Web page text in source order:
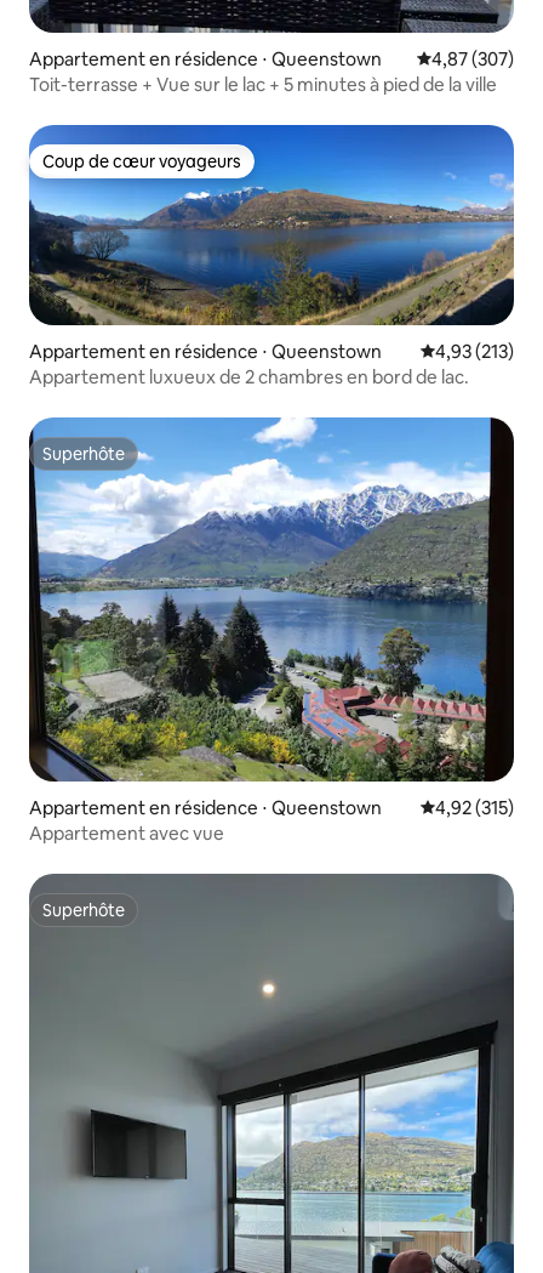
Appartement en résidence ⋅ Queenstown Évaluation
4,87 (307)
Toit-terrasse + Vue sur le lac + 5 minutes à pied de la ville
Coup de cœur voyageurs
Coup de cœur voyageurs
Appartement en résidence ⋅ Queenstown Évaluation
4,93 (213)
Appartement luxueux de 2 chambres en bord de lac.
Superhôte
Superhôte
Appartement en résidence ⋅ Queenstown Évaluation
4,92 (315)
Appartement avec vue
Superhôte
Superhôte